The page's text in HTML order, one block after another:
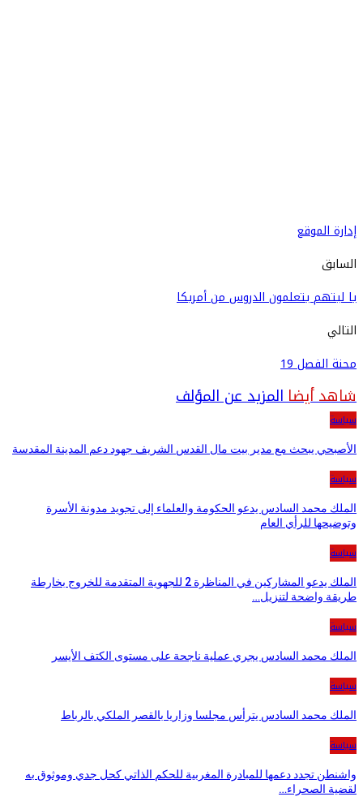
إدارة الموقع
السابق
يا ليتهم يتعلمون الدروس من أمريكا
التالي
محنة الفصل 19
شاهد أيضاالمزيد عن المؤلف
سياسة
الأصبحي يبحث مع مدير بيت مال القدس الشريف جهود دعم المدينة المقدسة
سياسة
الملك محمد السادس يدعو الحكومة والعلماء إلى تجويد مدونة الأسرة
وتوضيحها للرأي العام
سياسة
الملك يدعو المشاركين في المناظرة 2 للجهوية المتقدمة للخروج بخارطة
طريقة واضحة لتنزيل…
سياسة
الملك محمد السادس يجري عملية ناجحة على مستوى الكتف الأيسر
سياسة
الملك محمد السادس يترأس مجلسا وزاريا بالقصر الملكي بالرباط
سياسة
واشنطن تجدد دعمها للمبادرة المغربية للحكم الذاتي كحل جدي وموثوق به
لقضية الصحراء…